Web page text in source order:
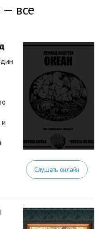
все
и
Слушать онлайн